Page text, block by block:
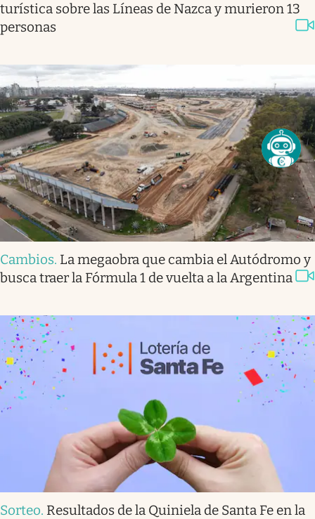
turística sobre las Líneas de Nazca y murieron 13
personas
Cambios. La megaobra que cambia el Autódromo y
busca traer la Fórmula 1 de vuelta a la Argentina
Sorteo. Resultados de la Quiniela de Santa Fe en la